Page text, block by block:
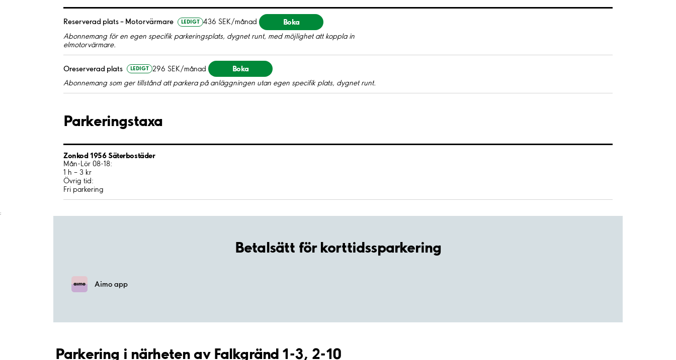
Reserverad plats – Motorvärmare LEDIGT 436 SEK/månad Boka
Abonnemang för en egen specifik parkeringsplats, dygnet runt, med möjlighet att koppla in
elmotorvärmare.
Oreserverad plats LEDIGT 296 SEK/månad Boka
Abonnemang som ger tillstånd att parkera på anläggningen utan egen specifik plats, dygnet runt.
Parkeringstaxa
Zonkod 1956 Säterbostäder
Mån-Lör 08-18:
1 h – 3 kr
Övrig tid:
Fri parkering
;
Betalsätt för korttidssparkering
Aimo app
Parkering i närheten av Falkgränd 1-3, 2-10